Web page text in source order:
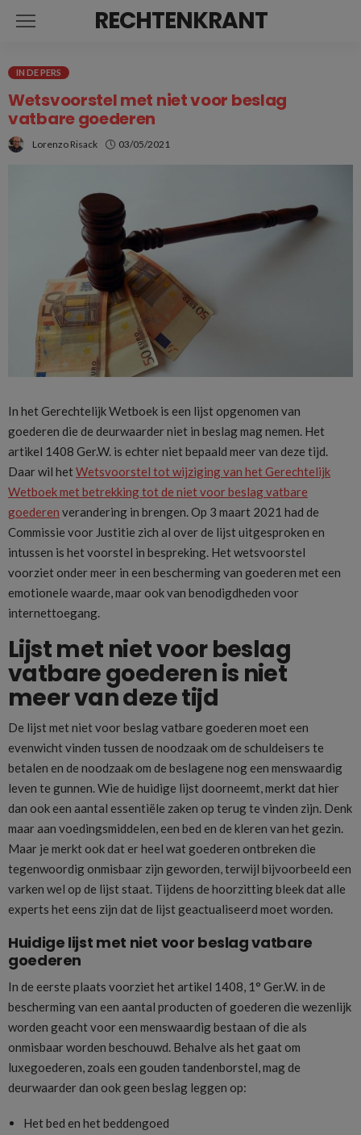
RECHTENKRANT
IN DE PERS
Wetsvoorstel met niet voor beslag
vatbare goederen
Lorenzo Risack 03/05/2021
In het Gerechtelijk Wetboek is een lijst opgenomen van
goederen die de deurwaarder niet in beslag mag nemen. Het
artikel 1408 Ger.W. is echter niet bepaald meer van deze tijd.
Daar wil hetWetsvoorstel tot wijziging van het Gerechtelijk
Wetboek met betrekking tot de niet voor beslag vatbare
goederen verandering in brengen. Op 3 maart 2021 had de
Commissie voor Justitie zich al over de lijst uitgesproken en
intussen is het voorstel in bespreking. Het wetsvoorstel
voorziet onder meer in een bescherming van goederen met een
emotionele waarde, maar ook van benodigdheden voor
internettoegang.
Lijst met niet voor beslag
vatbare goederen is niet
meer van deze tijd
De lijst met niet voor beslag vatbare goederen moet een
evenwicht vinden tussen de noodzaak om de schuldeisers te
betalen en de noodzaak om de beslagene nog een menswaardig
leven te gunnen. Wie de huidige lijst doorneemt, merkt dat hier
dan ook een aantal essentiële zaken op terug te vinden zijn. Denk
maar aan voedingsmiddelen, een bed en de kleren van het gezin.
Maar je merkt ook dat er heel wat goederen ontbreken die
tegenwoordig onmisbaar zijn geworden, terwijl bijvoorbeeld een
varken wel op de lijst staat. Tijdens de hoorzitting bleek dat alle
experts het eens zijn dat de lijst geactualiseerd moet worden.
Huidige lijst met niet voor beslag vatbare
goederen
In de eerste plaats voorziet het artikel 1408, 1° Ger.W. in de
bescherming van een aantal producten of goederen die wezenlijk
worden geacht voor een menswaardig bestaan of die als
onmisbaar worden beschouwd. Behalve als het gaat om
luxegoederen, zoals een gouden tandenborstel, mag de
deurwaarder dan ook geen beslag leggen op:
Het bed en het beddengoed